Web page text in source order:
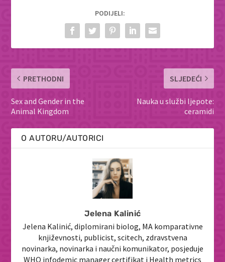
PODIJELI:
PRETHODNI
Sex and Gender in the
Animal Kingdom
SLJEDEĆI
Nauka u službi ljepote:
ceramidi
O AUTORU/AUTORICI
Jelena Kalinić
Jelena Kalinić, diplomirani biolog, MA komparativne
književnosti, publicist, scitech, zdravstvena
novinarka, novinarka i naučni komunikator, posjeduje
WHO infodemic manager certifikat i Health metrics